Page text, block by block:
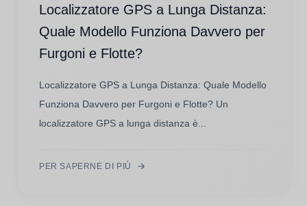
Localizzatore GPS a Lunga Distanza:
Quale Modello Funziona Davvero per
Furgoni e Flotte?
Localizzatore GPS a Lunga Distanza: Quale Modello
Funziona Davvero per Furgoni e Flotte? Un
localizzatore GPS a lunga distanza è...
PER SAPERNE DI PIÙ